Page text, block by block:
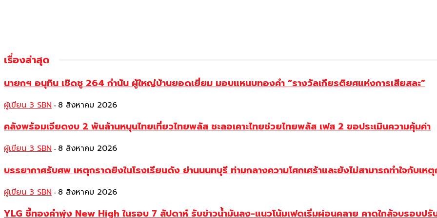
เรื่องล่าสุด
นายกฯ อนุทิน เชิดชู 264 กำนัน ผู้ใหญ่บ้านยอดเยี่ยม มอบแหนบทองคำ “รางวัลเกียรติยศแห่งการเสียสละ”
ผู้เขียน 3 SBN - 8 สิงหาคม 2026
คลังพร้อมเจียดงบ 2 พันล้านหนุนไทยเที่ยวไทยพลัส ชะลอเคาะไทยช่วยไทยพลัส เฟส 2 ขอประเมินความคุ้มค่า
ผู้เขียน 3 SBN - 8 สิงหาคม 2026
บรรยากาศรับศพ เหตุกราดยิงในโรงเรียนดัง ย่านนนทบุรี ท่ามกลางความโศกเศร้าและยังไม่สามารถทำใจกับเห
ผู้เขียน 3 SBN - 8 สิงหาคม 2026
YLG ชี้ทองคำพุ่ง New High ในรอบ 7 สัปดาห์ รับข่าวน้ำมันลง-แนวโน้มเฟดเริ่มผ่อนคลาย คาดใกล้จบรอบปรั